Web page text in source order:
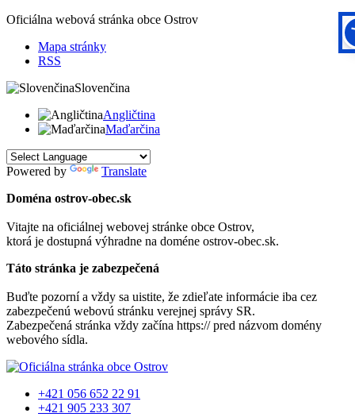
Oficiálna webová stránka obce Ostrov
Mapa stránky
RSS
Slovenčina
Angličtina
Maďarčina
Powered by
Translate
Doména ostrov-obec.sk
Vitajte na oficiálnej webovej stránke obce Ostrov,
ktorá je dostupná výhradne na doméne ostrov-obec.sk.
Táto stránka je zabezpečená
Buďte pozorní a vždy sa uistite, že zdieľate informácie iba cez
zabezpečenú webovú stránku verejnej správy SR.
Zabezpečená stránka vždy začína https:// pred názvom domény
webového sídla.
+421 056 652 22 91
+421 905 233 307